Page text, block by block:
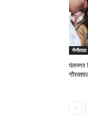
नैनीताल
पंतनगर